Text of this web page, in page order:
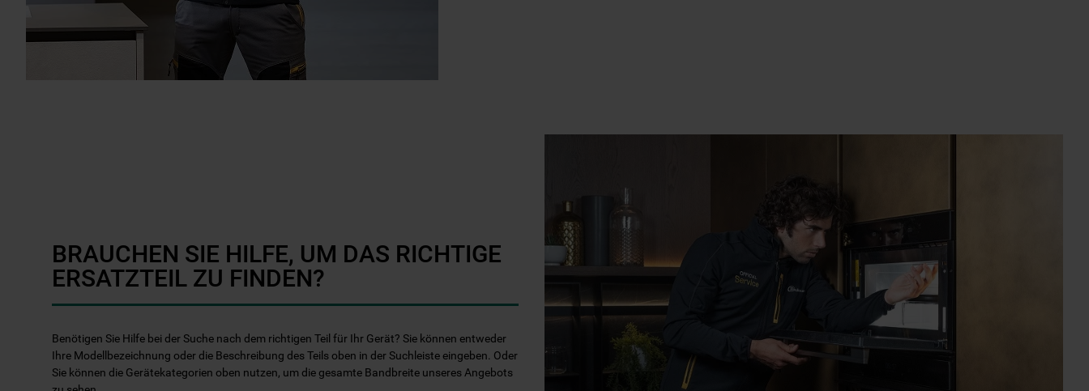
BRAUCHEN SIE HILFE, UM DAS RICHTIGE
ERSATZTEIL ZU FINDEN?
Benötigen Sie Hilfe bei der Suche nach dem richtigen Teil für Ihr Gerät? Sie können entweder
Ihre Modellbezeichnung oder die Beschreibung des Teils oben in der Suchleiste eingeben. Oder
Sie können die Gerätekategorien oben nutzen, um die gesamte Bandbreite unseres Angebots